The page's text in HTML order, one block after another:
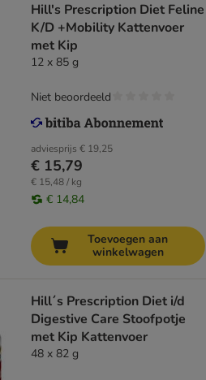
Hill's Prescription Diet Feline
K/D +Mobility Kattenvoer
met Kip
12 x 85 g
adviesprijs € 19,25
€ 15,79
€ 15,48 / kg
€ 14,84
Niet beoordeeld
Toevoegen aan
winkelwagen
Hill´s Prescription Diet i/d
Digestive Care Stoofpotje
met Kip Kattenvoer
48 x 82 g